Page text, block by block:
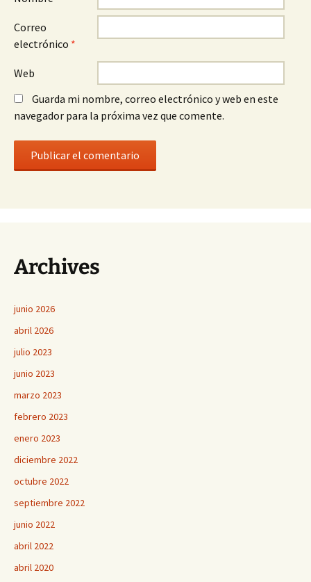
Correo
electrónico *
Web
Guarda mi nombre, correo electrónico y web en este
navegador para la próxima vez que comente.
Archives
junio 2026
abril 2026
julio 2023
junio 2023
marzo 2023
febrero 2023
enero 2023
diciembre 2022
octubre 2022
septiembre 2022
junio 2022
abril 2022
abril 2020